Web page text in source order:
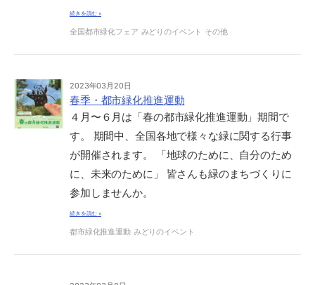
続きを読む »
全国都市緑化フェア みどりのイベント その他
2023年03月20日
春季・都市緑化推進運動
４月〜６月は「春の都市緑化推進運動」期間で
す。 期間中、全国各地で様々な緑に関する行事
が開催されます。 「地球のために、自分のため
に、未来のために」 皆さんも緑のまちづくりに
参加しませんか。
続きを読む »
都市緑化推進運動 みどりのイベント